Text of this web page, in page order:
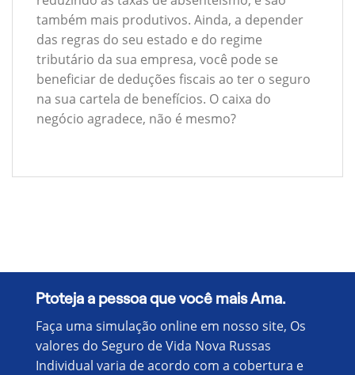
também mais produtivos. Ainda, a depender
das regras do seu estado e do regime
tributário da sua empresa, você pode se
beneficiar de deduções fiscais ao ter o seguro
na sua cartela de benefícios. O caixa do
negócio agradece, não é mesmo?
Ptoteja a pessoa que você mais Ama.
Faça uma simulação online em nosso site, Os
valores do Seguro de Vida Nova Russas
Individual varia de acordo com a cobertura e